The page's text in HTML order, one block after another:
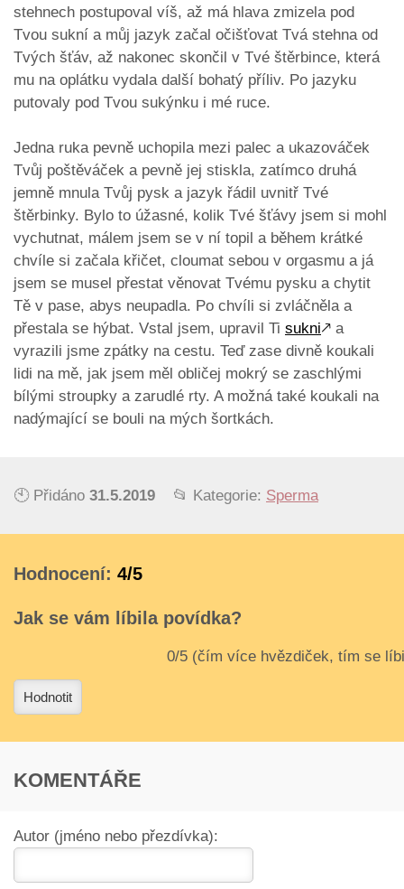
stehnech postupoval víš, až má hlava zmizela pod
Tvou sukní a můj jazyk začal očišťovat Tvá stehna od
Tvých šťáv, až nakonec skončil v Tvé štěrbince, která
mu na oplátku vydala další bohatý příliv. Po jazyku
putovaly pod Tvou sukýnku i mé ruce.
Jedna ruka pevně uchopila mezi palec a ukazováček
Tvůj poštěváček a pevně jej stiskla, zatímco druhá
jemně mnula Tvůj pysk a jazyk řádil uvnitř Tvé
štěrbinky. Bylo to úžasné, kolik Tvé šťávy jsem si mohl
vychutnat, málem jsem se v ní topil a během krátké
chvíle si začala křičet, cloumat sebou v orgasmu a já
jsem se musel přestat věnovat Tvému pysku a chytit
Tě v pase, abys neupadla. Po chvíli si zvláčněla a
přestala se hýbat. Vstal jsem, upravil Ti sukni🡕 a
vyrazili jsme zpátky na cestu. Teď zase divně koukali
lidi na mě, jak jsem měl obličej mokrý se zaschlými
bílými stroupky a zarudlé rty. A možná také koukali na
nadýmající se bouli na mých šortkách.
🕙 Přidáno 31.5.2019 📂 Kategorie: Sperma
Hodnocení: 4/5
Jak se vám líbila povídka?
Hodnotit
KOMENTÁŘE
Autor (jméno nebo přezdívka):